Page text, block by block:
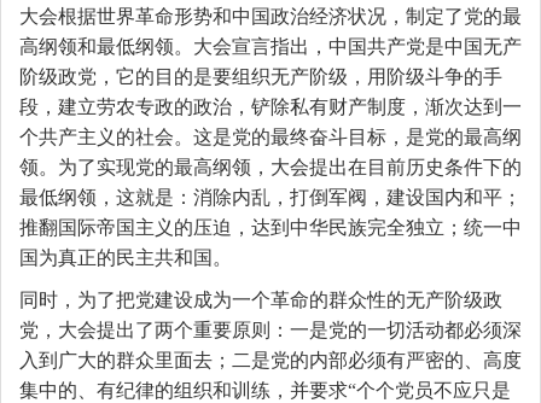
大会根据世界革命形势和中国政治经济状况，制定了党的最
高纲领和最低纲领。大会宣言指出，中国共产党是中国无产
阶级政党，它的目的是要组织无产阶级，用阶级斗争的手
段，建立劳农专政的政治，铲除私有财产制度，渐次达到一
个共产主义的社会。这是党的最终奋斗目标，是党的最高纲
领。为了实现党的最高纲领，大会提出在目前历史条件下的
最低纲领，这就是：消除内乱，打倒军阀，建设国内和平；
推翻国际帝国主义的压迫，达到中华民族完全独立；统一中
国为真正的民主共和国。
同时，为了把党建设成为一个革命的群众性的无产阶级政
党，大会提出了两个重要原则：一是党的一切活动都必须深
入到广大的群众里面去；二是党的内部必须有严密的、高度
集中的、有纪律的组织和训练，并要求“个个党员不应只是